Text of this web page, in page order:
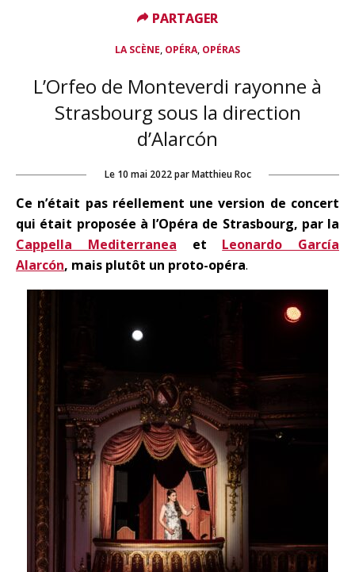
LA SCÈNE, OPÉRA, OPÉRAS
L’Orfeo de Monteverdi rayonne à
Strasbourg sous la direction
d’Alarcón
Le 10 mai 2022 par Matthieu Roc
Ce n’était pas réellement une version de concert
qui était proposée à l’Opéra de Strasbourg, par la
Cappella Mediterranea et Leonardo García
Alarcón, mais plutôt un proto-opéra.
PARTAGER
PARTAGER